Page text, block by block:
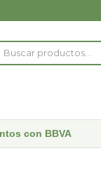
con BBVA